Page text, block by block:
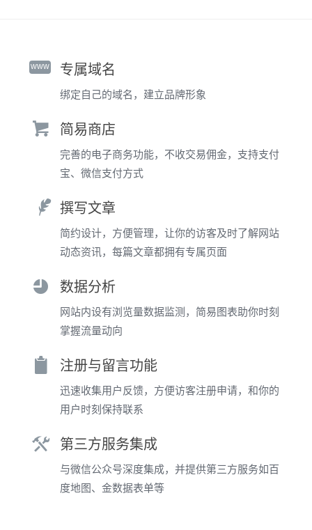
www 专属域名
绑定自己的域名，建立品牌形象
简易商店
完善的电子商务功能，不收交易佣金，支持支付
宝、微信支付方式
撰写文章
简约设计，方便管理，让你的访客及时了解网站
动态资讯，每篇文章都拥有专属页面
数据分析
网站内设有浏览量数据监测，简易图表助你时刻
掌握流量动向
注册与留言功能
迅速收集用户反馈，方便访客注册申请，和你的
用户时刻保持联系
第三方服务集成
与微信公众号深度集成，并提供第三方服务如百
度地图、金数据表单等